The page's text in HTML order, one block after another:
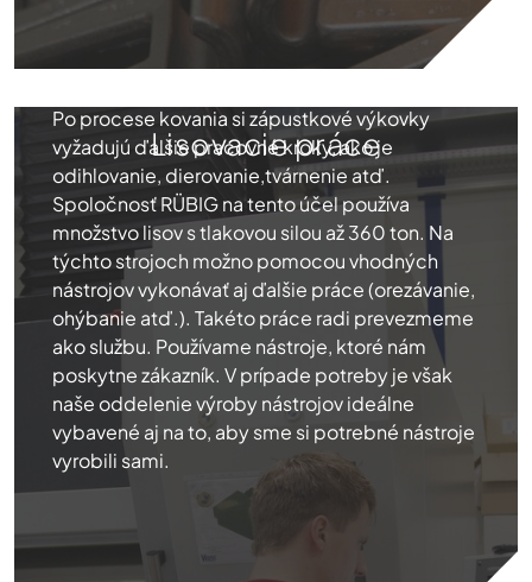
Lisovacie práce
Po procese kovania si zápustkové výkovky
vyžadujú ďalšie pracovné kroky, ako je
odihlovanie, dierovanie,tvárnenie atď.
Spoločnosť RÜBIG na tento účel používa
množstvo lisov s tlakovou silou až 360 ton. Na
týchto strojoch možno pomocou vhodných
nástrojov vykonávať aj ďalšie práce (orezávanie,
ohýbanie atď.). Takéto práce radi prevezmeme
ako službu. Používame nástroje, ktoré nám
poskytne zákazník. V prípade potreby je však
naše oddelenie výroby nástrojov ideálne
vybavené aj na to, aby sme si potrebné nástroje
vyrobili sami.